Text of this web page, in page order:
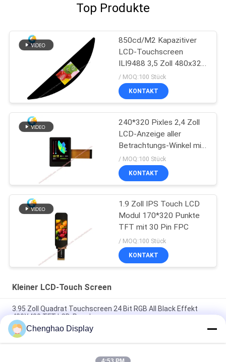
Top Produkte
850cd/M2 Kapazitiver
LCD-Touchscreen
ILI9488 3,5 Zoll 480x320
Punkte
/ MOQ:100 Stück
KONTAKT
240*320 Pixles 2,4 Zoll
LCD-Anzeige aller
Betrachtungs-Winkel mit
I2C TP
/ MOQ:100 Stück
KONTAKT
1.9 Zoll IPS Touch LCD
Modul 170*320 Punkte
TFT mit 30 Pin FPC
/ MOQ:100 Stück
KONTAKT
Kleiner LCD-Touch Screen
3.95 Zoll Quadrat Touchscreen 24 Bit RGB All Black Effekt
480X480 TFT LCD-Panel
3 Zoll Farb-Touchscreen-Display 800x268 Pixel 25 Pins IPS Tft
LCD-Modul
Chenghao Display